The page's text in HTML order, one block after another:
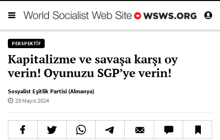
PERSPEKTIF
Kapitalizme ve savaşa karşı oy
verin! Oyunuzu SGP’ye verin!
Sosyalist Eşitlik Partisi (Almanya)
29 Mayıs 2024